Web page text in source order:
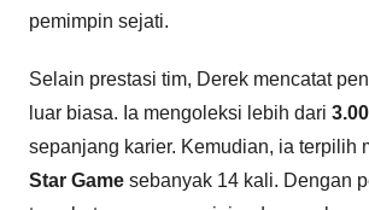
pemimpin sejati.
Selain prestasi tim, Derek mencatat
luar biasa. Ia mengoleksi lebih dari
sepanjang karier. Kemudian, ia terpilih
Star Game sebanyak 14 kali. Dengan